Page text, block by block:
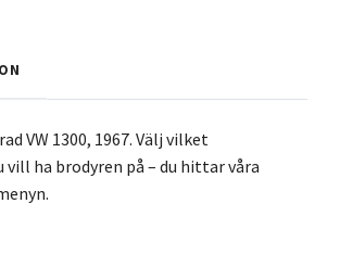
VW 1300, 1967. Välj vilket
vill ha brodyren på – du hittar våra